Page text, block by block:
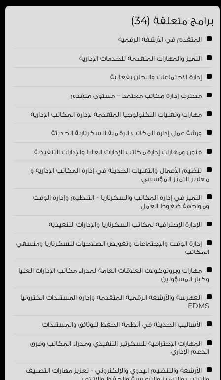
برامج متعلقة (34)
المتقدم في الأرشفة الرقمية
التميز والمهارات المتقدمة للخدمات الإدارية
إدارة الاجتماعات واللجان بفعالية
محترف إدارة مكاتب معتمد – مستوى متقدم
مهارات وتقنيات التكنولوجيا المتقدمة لإدارة المكاتب الإدارية
ورشة عمل إدارة المكاتب الرقمية للسكرتارية الحديثة
فنون ومهارات إدارة مكاتب الإدارات العليا والإدارات التنفيذية
تنظيم الأعمال والتقنيات الحديثة في إدارة المكاتب الإدارية و
معايير التميَز المؤسسي
التميَز في إدارة المكاتب والسكرتاريا - التنظيم وإدارة الوقت
ومواجهة ضغوط العمل
الإدارة الإحترافية لمكاتب السكرتاريا والإدارات التنفيذية
إدارة الوقت والإجتماعات وتفويض الصلاحيات للسكرتاريا ومنسقي
المكاتب
مهارات وبروتوكولات العلاقات العامة لمدراء مكاتب الإدارات العليا
وكبار المسؤولين
الفهرسة والأرشفة الرقمية المتقدمة وإدارة المستندات الكترونياً
EDMS
الأساليب الحديثة في أنظمة الحفظ للوثائق والمستندات
المهارات الإحترافية للسكرتير التنفيذي ومدراء المكاتب وفرق
الدعم الإداري
الأرشفة والتنظيم اليدوي والإلكتروني - تعزيز مهارات التصنيف